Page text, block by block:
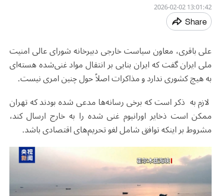
13:01:42 2026-02-02
Share
علی باقری، معاون سیاست خارجی دبیرخانه شورای عالی امنیت
ملی ایران گفت که ایران بنایی بر انتقال مواد غنی‌شده هسته‌ای
به هیچ کشوری ندارد و مذاکرات اصلاً حول چنین امری نیست.
لازم به ذکر است که برخی رسانه‌ها مدعی شده بودند که تهران
ممکن است ذخایر اورانیوم غنی شده را به خارج ارسال کند،
مشروط بر اینکه توافق شامل لغو تحریم‌های اقتصادی باشد.